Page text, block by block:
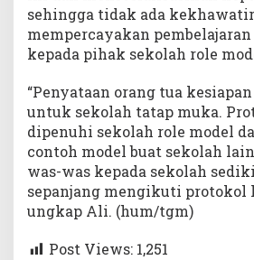
sehingga tidak ada
mempercayakan
kepada pihak sekolah role
“Penyataan orang tua
untuk sekolah tatap muka.
dipenuhi sekolah role model
contoh model buat sekolah
was-was kepada sekolah
sepanjang mengikuti protokol
ungkap Ali. (hum/tgm)
Post Views: 1,251